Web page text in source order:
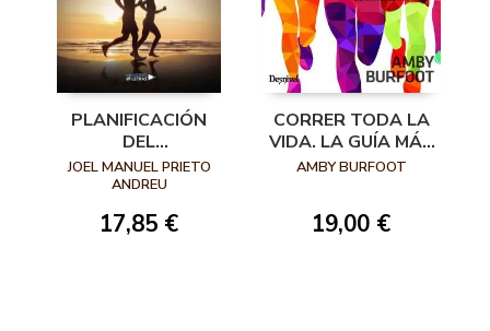
PLANIFICACIÓN
DEL
ENTRENAMIENTO Y
PREVENCIÓN DE
RUNNERS
JOEL MANUEL PRIETO
ANDREU
17,85 €
CORRER TODA LA
VIDA. LA GUÍA MÁS
COMPLETA PARA
SALUDABLE TODA
AMBY BURFOOT
19,00 €